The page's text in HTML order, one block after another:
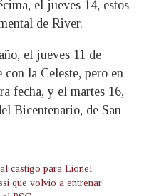
el jueves 14, estos
de River.
el jueves 11 de
la Celeste, pero en
fecha, y el martes 16,
Bicentenario, de San
castigo para Lionel
que volvio a entrenar